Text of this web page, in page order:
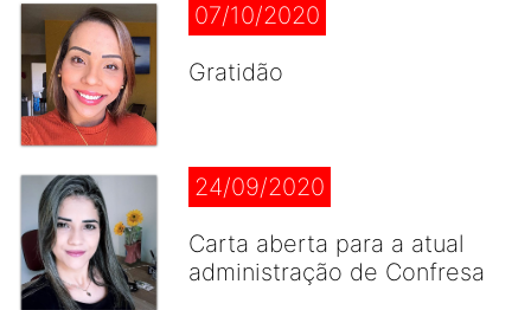
07/10/2020
Gratidão
24/09/2020
Carta aberta para a atual
administração de Confresa